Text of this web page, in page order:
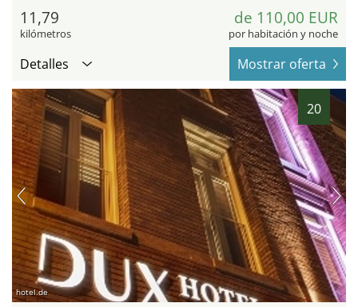
11,79
kilómetros
de 110,00 EUR
por habitación y noche
Detalles Mostrar oferta
20
hotel.de